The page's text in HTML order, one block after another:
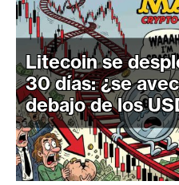
C
r
i
p
t
o
M
e
r
Litecoin se
30 días: ¿se
debajo de los